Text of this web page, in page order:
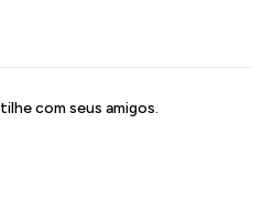
com seus amigos.